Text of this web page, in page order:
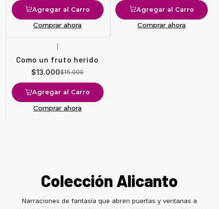
Agregar al Carro
Comprar ahora
Agregar al Carro
Comprar ahora
Como un fruto herido
$13.000$15.000
Agregar al Carro
Comprar ahora
Colección Alicanto
Narraciones de fantasía que abren puertas y ventanas a